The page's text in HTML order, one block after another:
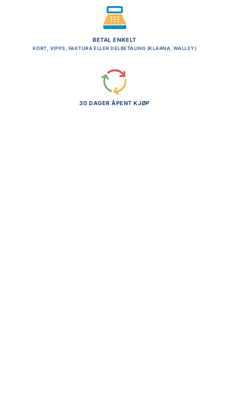
BETAL ENKELT
KORT, VIPPS, FAKTURA ELLER DELBETALING (KLARNA, WALLEY)
30 DAGER ÅPENT KJØP